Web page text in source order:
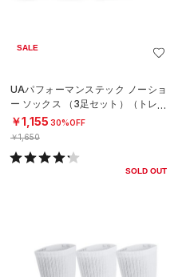
SALE
UAパフォーマンステック ノーショ
ー ソックス （3足セット）（トレー
ニング/UNISEX）
￥1,155 30%OFF
￥1,650
SOLD OUT